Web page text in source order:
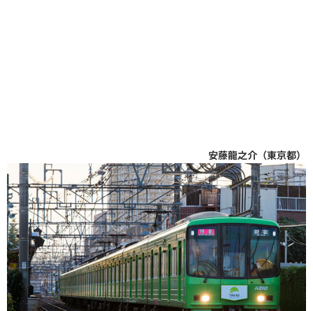
安藤龍之介（東京都）